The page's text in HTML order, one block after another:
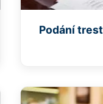
Podání